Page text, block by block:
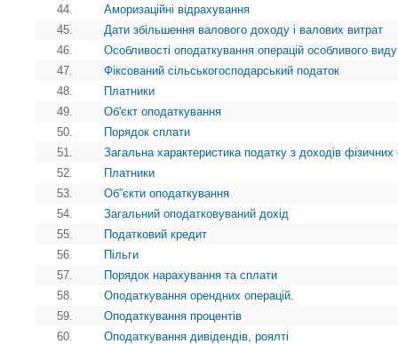
44.
Аморизаційні відрахування
45.
Дати збільшення валового доходу і валових витрат
46.
Особливості оподаткування операцій особливого виду
47.
Фіксований сільськогосподарський податок
48.
Платники
49.
Об'єкт оподаткування
50.
Порядок сплати
51.
Загальна характеристика податку з доходів фізичних
52.
Платники
53.
Об”єкти оподаткування
54.
Загальний оподатковуваний дохід
55.
Податковий кредит
56.
Пільги
57.
Порядок нарахування та сплати
58.
Оподаткування орендних операцій.
59.
Оподаткування процентів
60.
Оподаткування дивідендів, роялті